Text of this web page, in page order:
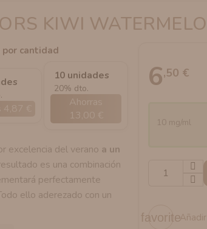
KIWI
por cantidad
€
10 unidades
20% dto.
Ahorras
13,00 €
excelencia del verano a un
es una combinación
perfectamente
ello aderezado con un
6,50 €
10 mg/ml
favorite